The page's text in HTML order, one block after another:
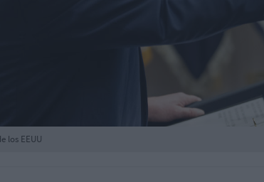
los EEUU